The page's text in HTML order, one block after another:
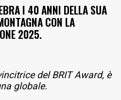
I 40 ANNI DELLA SUA
CON LA
2025.
del BRIT Award, è
globale.